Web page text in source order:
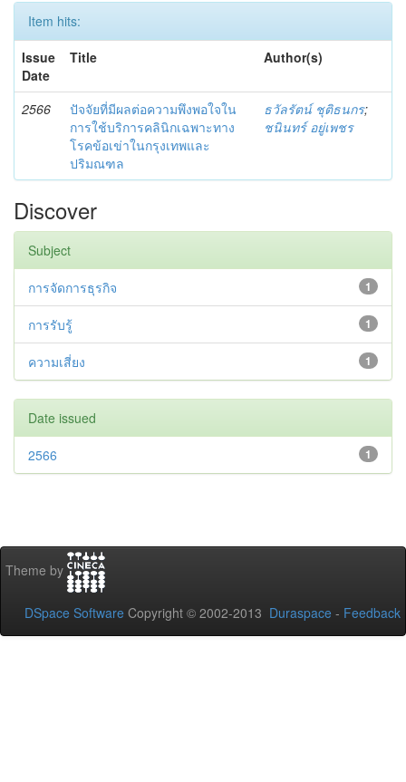
Item hits:
Issue
Date
Title Author(s)
2566
ปัจจัยที่มีผลต่อความพึงพอใจใน
การใช้บริการคลินิกเฉพาะทาง
โรคข้อเข่าในกรุงเทพและ
ปริมณฑล
ธวัลรัตน์ ชุติธนกร;
ชนินทร์ อยู่เพชร
Discover
Subject
1
การจัดการธุรกิจ
1
การรับรู้
1
ความเสี่ยง
Date issued
1
2566
Theme by
DSpace Software Copyright © 2002-2013 Duraspace - Feedback